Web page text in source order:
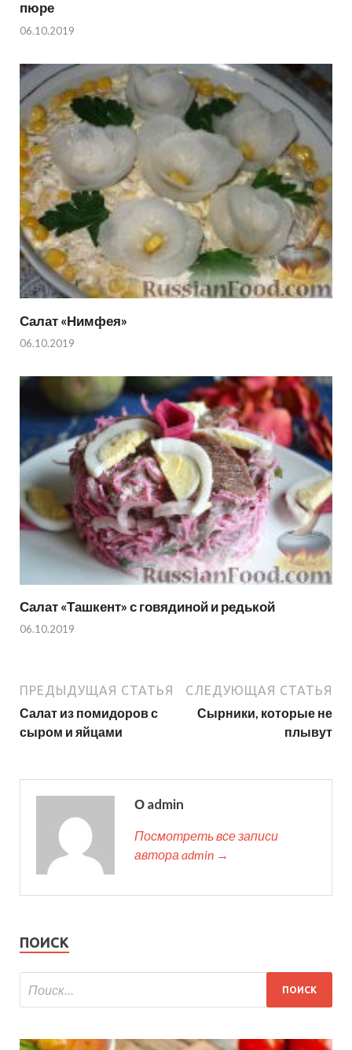
пюре
06.10.2019
Салат «Нимфея»
06.10.2019
Салат «Ташкент» с говядиной и редькой
06.10.2019
ПРЕДЫДУЩАЯ СТАТЬЯ
Салат из помидоров с
сыром и яйцами
СЛЕДУЮЩАЯ СТАТЬЯ
Сырники, которые не
плывут
О admin
Посмотреть все записи
автора admin →
ПОИСК